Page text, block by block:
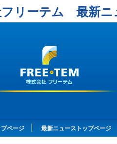
フリーテム 最新ニ
ページ 最新ニューストップページ